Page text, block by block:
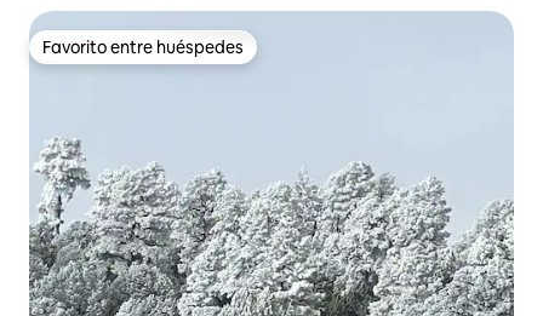
Favorito entre huéspedes
Favorito entre huéspedes